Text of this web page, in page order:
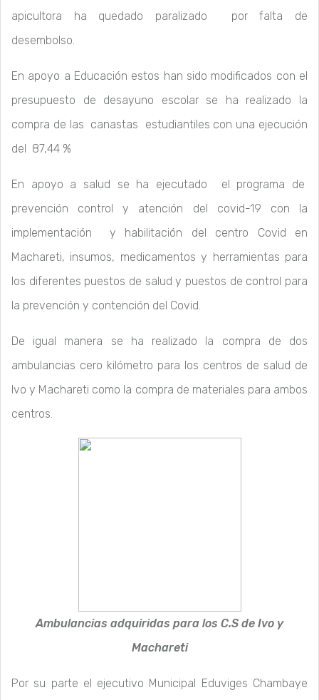
apicultora ha quedado paralizado por falta de
desembolso.
En apoyo a Educación estos han sido modificados con el
presupuesto de desayuno escolar se ha realizado la
compra de las canastas estudiantiles con una ejecución
del 87,44 %
En apoyo a salud se ha ejecutado el programa de
prevención control y atención del covid-19 con la
implementación y habilitación del centro Covid en
Machareti, insumos, medicamentos y herramientas para
los diferentes puestos de salud y puestos de control para
la prevención y contención del Covid.
De igual manera se ha realizado la compra de dos
ambulancias cero kilómetro para los centros de salud de
Ivo y Machareti como la compra de materiales para ambos
centros.
Ambulancias adquiridas para los C.S de Ivo y
Machareti
Por su parte el ejecutivo Municipal Eduviges Chambaye